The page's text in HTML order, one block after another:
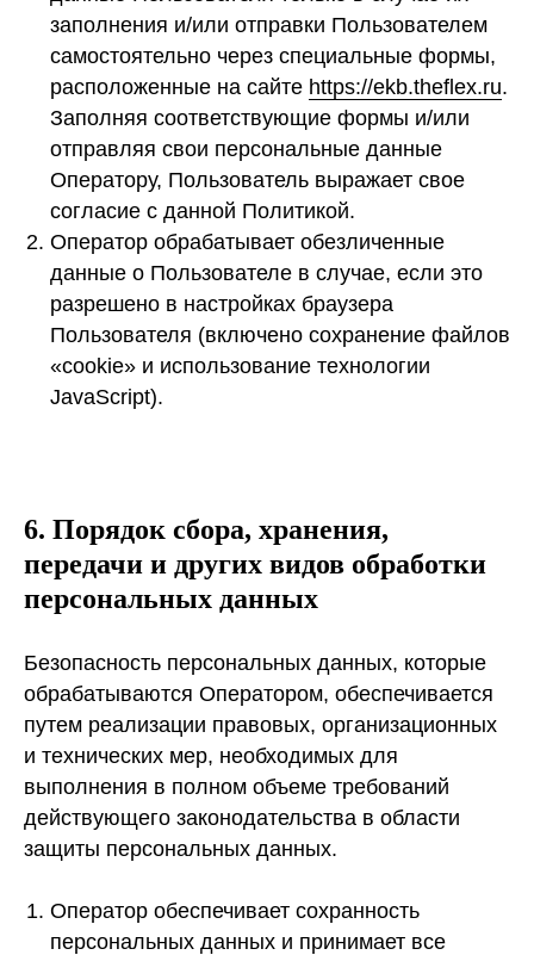
заполнения и/или отправки Пользователем
самостоятельно через специальные формы,
расположенные на сайте https://ekb.theflex.ru.
Заполняя соответствующие формы и/или
отправляя свои персональные данные
Оператору, Пользователь выражает свое
согласие с данной Политикой.
Оператор обрабатывает обезличенные
данные о Пользователе в случае, если это
разрешено в настройках браузера
Пользователя (включено сохранение файлов
«cookie» и использование технологии
JavaScript).
6. Порядок сбора, хранения,
передачи и других видов обработки
персональных данных
Безопасность персональных данных, которые
обрабатываются Оператором, обеспечивается
путем реализации правовых, организационных
и технических мер, необходимых для
выполнения в полном объеме требований
действующего законодательства в области
защиты персональных данных.
Оператор обеспечивает сохранность
персональных данных и принимает все